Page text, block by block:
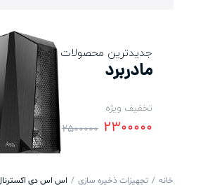
جدیدترین محصولات
مادربرد
تخفیف ویژه
2500000 2300000
خانه تجهیزات ذخیره سازی اس اس دی